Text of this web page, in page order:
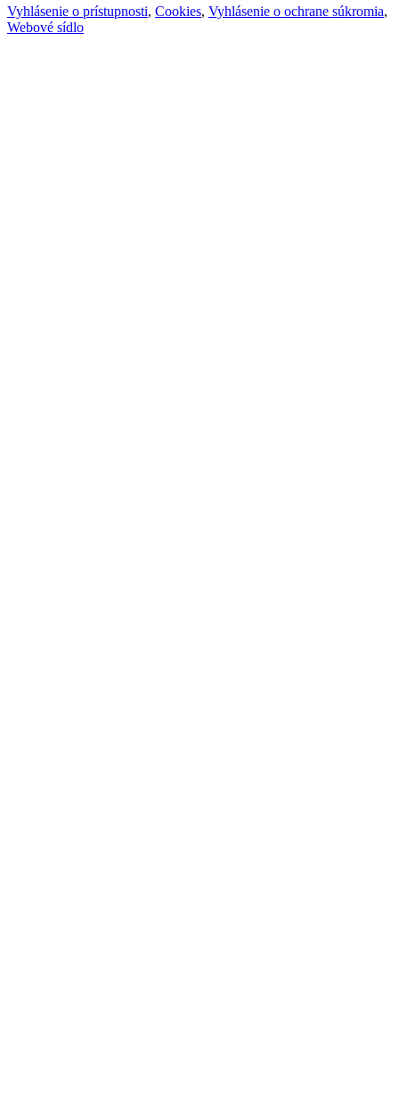
Vyhlásenie o prístupnosti, Cookies, Vyhlásenie o ochrane súkromia,
Webové sídlo